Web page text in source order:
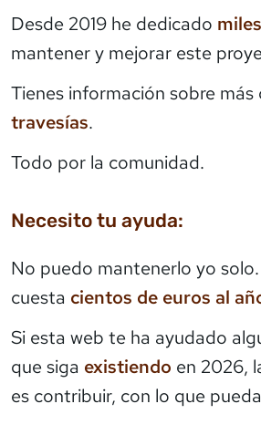
Desde 2019 he dedicado
mantener y mejorar este
Tienes información sobre más
travesías.
Todo por la comunidad.
Necesito tu ayuda:
No puedo mantenerlo yo
cuesta cientos de euros al
Si esta web te ha ayudado
que siga existiendo en 2026,
es contribuir, con lo que